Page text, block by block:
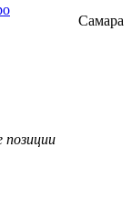
Самара
позиции